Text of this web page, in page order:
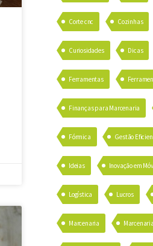
Corte cnc Cozinhas
Curiosidades Dicas
Ferramentas
Finanças para Marcenaria
Fórmica Gestão
Ideias Inovação em
Logística Lucros
Marcenaria